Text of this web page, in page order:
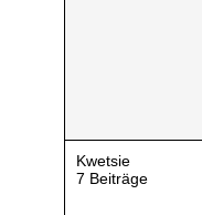
Kwetsie
7 Beiträge